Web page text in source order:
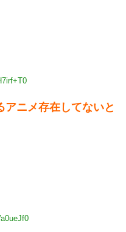
アニメ存在してないと